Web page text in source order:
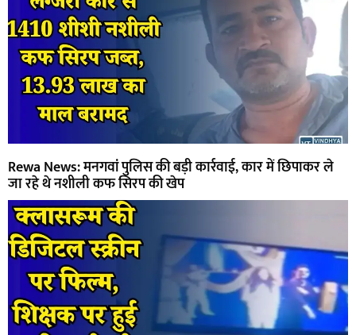
Rewa News: मनगवां पुलिस की बड़ी कार्रवाई, कार में छिपाकर ले
जा रहे थे नशीली कफ सिरप की खेप